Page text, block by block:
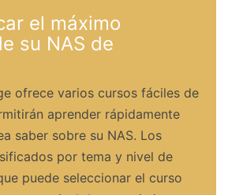
el máximo
su NAS de
ofrece varios cursos fáciles de
aprender rápidamente
saber sobre su NAS. Los
por tema y nivel de
puede seleccionar el curso